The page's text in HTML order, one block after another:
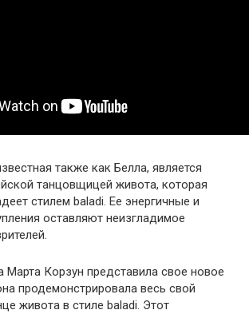
также как Белла, является
танцовщицей живота, которая
стилем baladi. Ее энергичные и
оставляют неизгладимое
Марта Корзун представила свое новое
продемонстрировала весь свой
живота в стиле baladi. Этот